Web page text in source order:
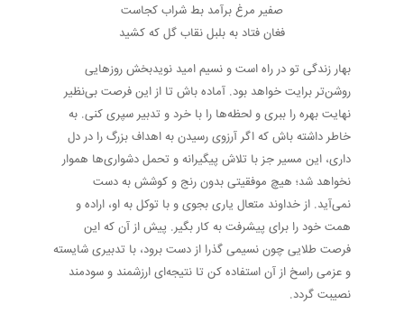
صفیر مرغ برآمد بط شراب کجاست
فغان فتاد به بلبل نقاب گل که کشید
بهار زندگی تو در راه است و نسیم امید نویدبخش روزهایی
روشن‌تر برایت خواهد بود. آماده باش تا از این فرصت بی‌نظیر
نهایت بهره را ببری و لحظه‌ها را با خرد و تدبیر سپری کنی. به
خاطر داشته باش که اگر آرزوی رسیدن به اهداف بزرگ را در دل
داری، این مسیر جز با تلاش پیگیرانه و تحمل دشواری‌ها هموار
نخواهد شد؛ هیچ موفقیتی بدون رنج و کوشش به دست
نمی‌آید. از خداوند متعال یاری بجوی و با توکل به او، اراده و
همت خود را برای پیشرفت به کار بگیر. پیش از آن که این
فرصت طلایی چون نسیمی گذرا از دست برود، با تدبیری شایسته
و عزمی راسخ از آن استفاده کن تا نتیجه‌ای ارزشمند و سودمند
نصیبت گردد.